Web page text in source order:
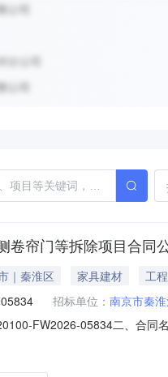
卷帘门等拆除项目合同
｜秦淮区 家具建材
工程
招标单位： 南京市秦
FW2026-05834二、合同
卷帘门等拆除项目项目编号